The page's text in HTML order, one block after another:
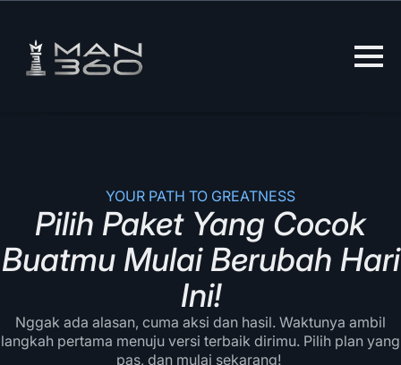
content
YOUR PATH TO GREATNESS
Pilih Paket Yang Cocok
Buatmu Mulai Berubah Hari
Ini!
Nggak ada alasan, cuma aksi dan hasil. Waktunya ambil
langkah pertama menuju versi terbaik dirimu. Pilih plan yang
pas, dan mulai sekarang!